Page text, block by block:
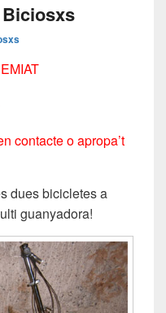
contacte o apropa’t
dues bicicletes a
guanyadora!